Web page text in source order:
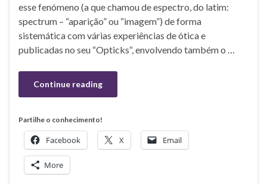
esse fenómeno (a que chamou de espectro, do latim:
spectrum – “aparição” ou “imagem”) de forma
sistemática com várias experiências de ótica e
publicadas no seu “Opticks“, envolvendo também o …
Continue reading
Partilhe o conhecimento!
Facebook X Email
More